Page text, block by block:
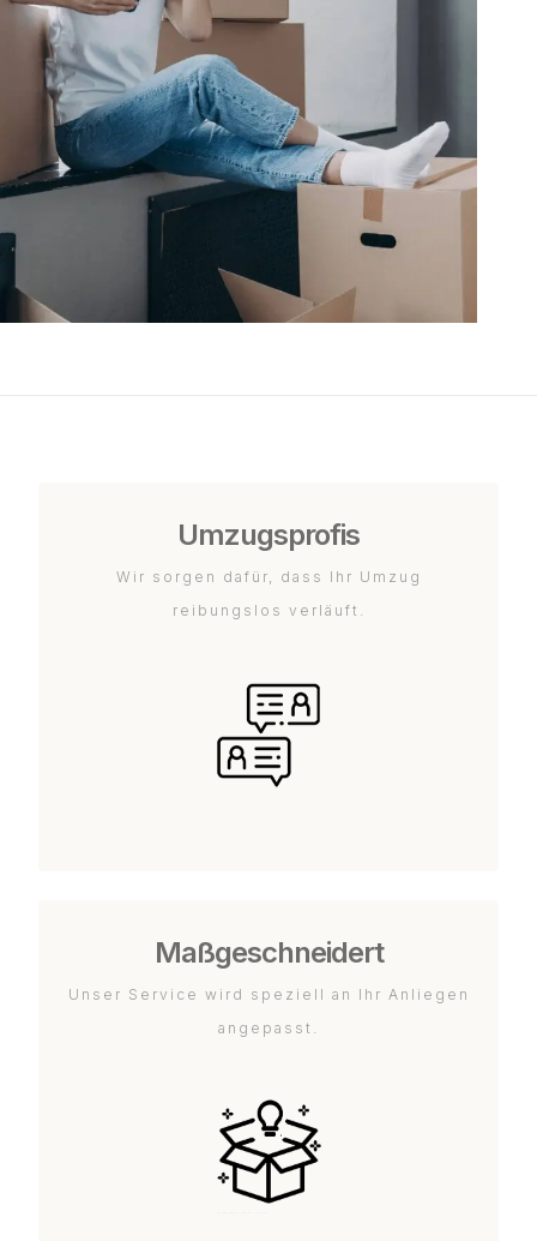
Umzugsprofis
Wir sorgen dafür, dass Ihr Umzug
reibungslos verläuft.
Maßgeschneidert
Unser Service wird speziell an Ihr Anliegen
angepasst.